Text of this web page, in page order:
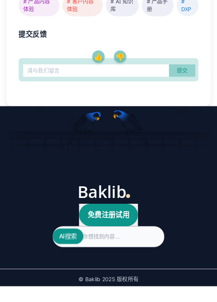
体验
体验
库
册
DXP
提交反馈
👍 👎
免费注册试用
Search
AI搜索
© Baklib 2025 版权所有